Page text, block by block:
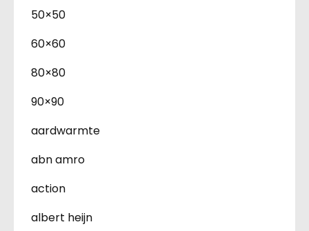
50×50
60×60
80×80
90×90
aardwarmte
abn amro
action
albert heijn